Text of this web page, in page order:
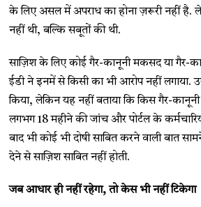
के लिए असल में अपराध का होना ज़रूरी नहीं है.
नहीं थी, बल्कि सबूतों की थी.
साज़िश के लिए कोई गैर-कानूनी मकसद या गैर-
ईडी ने इनमें से किसी का भी आरोप नहीं लगाया.
किया, लेकिन यह नहीं बताया कि किस गैर-
लगभग 18 महीने की जांच और पोर्टल के
बाद भी कोई भी दोषी साबित करने वाली बात
देने से साज़िश साबित नहीं होती.
जब आधार ही नहीं रहेगा, तो केस भी नहीं टिकेगा